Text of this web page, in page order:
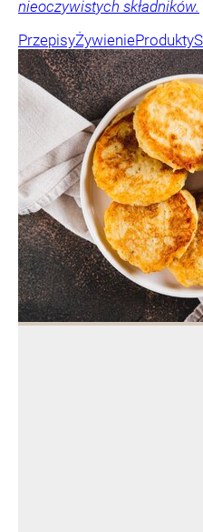
nieoczywistych składników.
PrzepisyŻywienieProdukty